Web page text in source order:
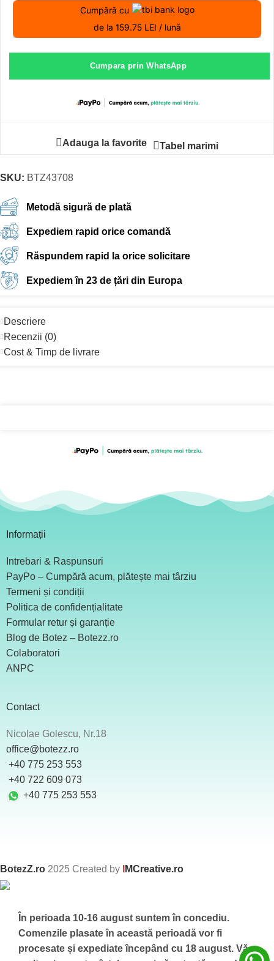
Cumpără cu
de la 159.75 LEI / lună
Cumpara prin WhatsApp
Adauga la favorite Tabel marimi
SKU: BTZ43708
Metodă sigură de plată
Expediem rapid orice comandă
Răspundem rapid la orice solicitare
Expediem în 23 de țări din Europa
Descriere
Recenzii (0)
Cost & Timp de livrare
Informații
Intrebari & Raspunsuri
PayPo – Cumpără acum, plătește mai târziu
Termeni și condiții
Politica de confidențialitate
Formular retur și garanție
Blog de Botez – Botezz.ro
Colaboratori
ANPC
Contact
Nicolae Golescu, Nr.18
office@botezz.ro
+40 775 253 553
‪ +40 722 609 073
+40 775 253 553
BotezZ.ro 2025 Created by MCreative.ro
În perioada 10-16 august suntem în concediu.
Comenzile plasate în această perioadă vor fi
procesate și expediate începând cu 18 august. Vă